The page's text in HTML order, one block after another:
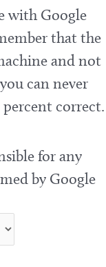
with Google
that the
and not
can never
correct.
for any
by Google